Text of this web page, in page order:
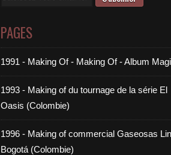
PAGES
1991 - Making Of - Making Of - Album
1993 - Making of du tournage de la série El
Oasis (Colombie)
1996 - Making of commercial Gaseosas
Bogotá (Colombie)